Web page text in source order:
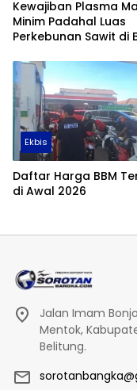
Kewajiban Plasma
Minim Padahal Luas
Perkebunan Sawit di
Ekbis
Daftar Harga BBM
di Awal 2026
Jalan Imam
Mentok,
Belitung.